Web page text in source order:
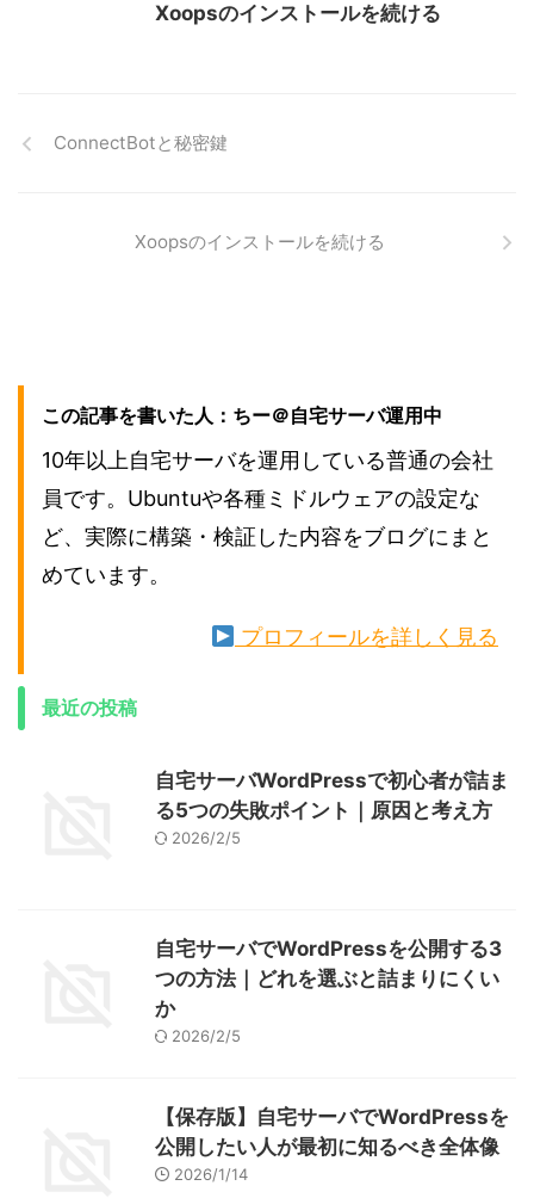
Xoopsのインストールを続ける
ConnectBotと秘密鍵
Xoopsのインストールを続ける
この記事を書いた人：ちー＠自宅サーバ運用中
10年以上自宅サーバを運用している普通の会社
員です。Ubuntuや各種ミドルウェアの設定な
ど、実際に構築・検証した内容をブログにまと
めています。
プロフィールを詳しく見る
最近の投稿
自宅サーバWordPressで初心者が詰ま
る5つの失敗ポイント｜原因と考え方
2026/2/5
自宅サーバでWordPressを公開する3
つの方法｜どれを選ぶと詰まりにくい
か
2026/2/5
【保存版】自宅サーバでWordPressを
公開したい人が最初に知るべき全体像
2026/1/14